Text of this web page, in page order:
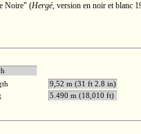
Noire" (Hergé, version en noir et blanc
250 ch
9,52 m (31 ft 2.8 in)
5.490 m (18,010 ft)